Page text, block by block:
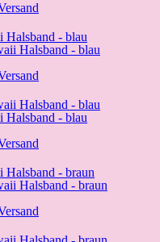
- blau
- blau
- braun